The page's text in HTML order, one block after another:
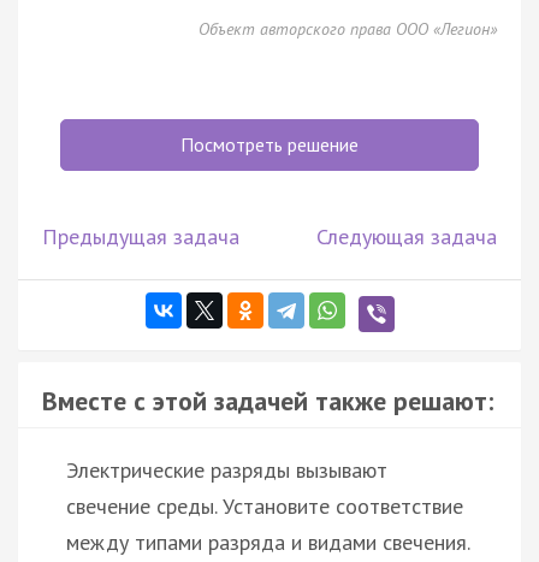
Объект авторского права ООО «Легион»
Посмотреть решение
Предыдущая задача Следующая задача
Вместе с этой задачей также решают:
Электрические разряды вызывают
свечение среды. Установите соответствие
между типами разряда и видами свечения.